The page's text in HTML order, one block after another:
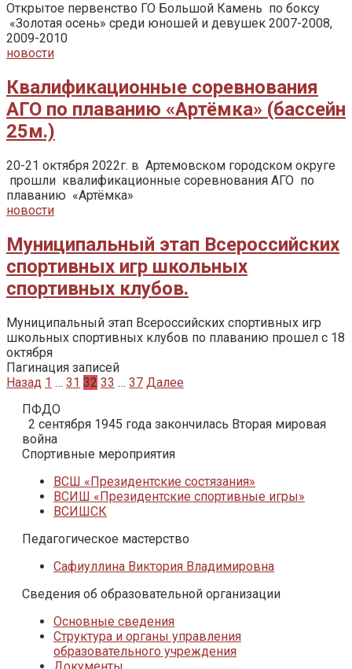
Открытое первенство ГО Большой Камень по боксу
«Золотая осень» среди юношей и девушек 2007-2008,
2009-2010
новости
Квалификационные соревнования
АГО по плаванию «Артёмка» (бассейн
25м.)⁣
20-21 октября 2022г. в Артемовском городском округе
прошли квалификационные соревнования АГО по
плаванию «Артёмка»
новости
Муниципальный этап Всероссийских
спортивных игр школьных
спортивных клубов.
Муниципальный этап Всероссийских спортивных игр
школьных спортивных клубов по плаванию прошел с 18
октября
Пагинация записей
Назад 1 … 31 32 33 … 37 Далее
ПФДО
2 сентября 1945 года закончилась Вторая мировая
война
Спортивные мероприятия
ВСШ «Президентские состязания»
ВСИШ «Президентские спортивные игры»
ВСИШСК
Педагогическое мастерство
Сафиуллина Виктория Владимировна
Сведения об образовательной организации
Основные сведения
Структура и органы управления
образовательного учреждения